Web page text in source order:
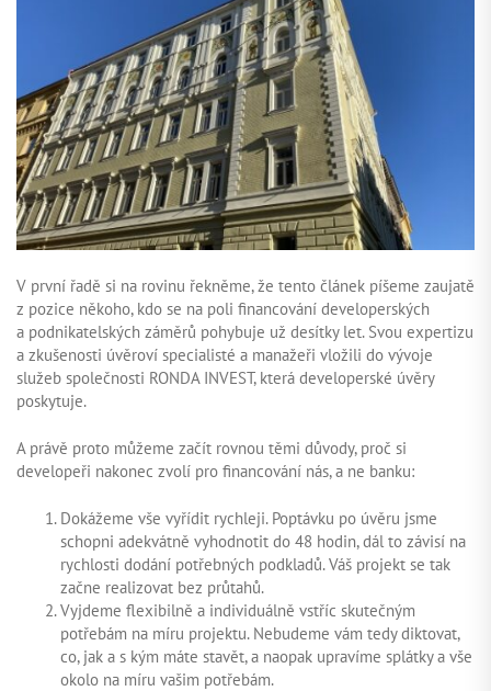
ZAČÍT INVESTOVAT
PŘIHLÁSIT
V první řadě si na rovinu řekněme, že tento článek píšeme zaujatě
z pozice někoho, kdo se na poli financování developerských
a podnikatelských záměrů pohybuje už desítky let. Svou expertizu
a zkušenosti úvěroví specialisté a manažeři vložili do vývoje
služeb společnosti RONDA INVEST, která developerské úvěry
poskytuje.
A právě proto můžeme začít rovnou těmi důvody, proč si
developeři nakonec zvolí pro financování nás, a ne banku:
Dokážeme vše vyřídit rychleji. Poptávku po úvěru jsme
schopni adekvátně vyhodnotit do 48 hodin, dál to závisí na
rychlosti dodání potřebných podkladů. Váš projekt se tak
začne realizovat bez průtahů.
Vyjdeme flexibilně a individuálně vstříc skutečným
potřebám na míru projektu. Nebudeme vám tedy diktovat,
co, jak a s kým máte stavět, a naopak upravíme splátky a vše
okolo na míru vašim potřebám.